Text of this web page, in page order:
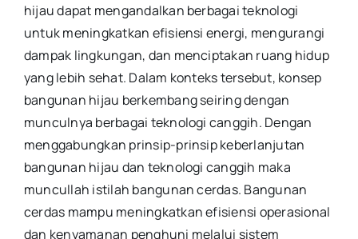
hijau dapat mengandalkan berbagai teknologi
untuk meningkatkan efisiensi energi, mengurangi
dampak lingkungan, dan menciptakan ruang hidup
yang lebih sehat. Dalam konteks tersebut, konsep
bangunan hijau berkembang seiring dengan
munculnya berbagai teknologi canggih. Dengan
menggabungkan prinsip-prinsip keberlanjutan
bangunan hijau dan teknologi canggih maka
muncullah istilah bangunan cerdas. Bangunan
cerdas mampu meningkatkan efisiensi operasional
dan kenyamanan penghuni melalui sistem